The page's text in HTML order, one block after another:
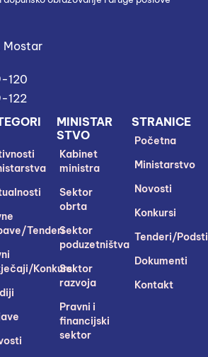
Mostar
120
122
STRANICE
Početna
Ministarstvo
Novosti
Konkursi
Tenderi/
Dokumenti
Kontakt
MINISTAR
STVO
Kabinet
ministra
Sektor
obrta
Sektor
poduzetništva
Sektor
razvoja
Pravni i
financijski
sektor
Tenderi
Konkursi